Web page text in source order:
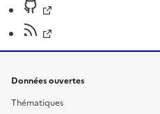
Données ouvertes
Thématiques